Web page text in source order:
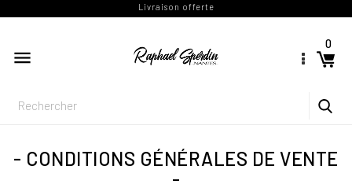

0
Livraison offerte
CONDITIONS GÉNÉRALES DE VENTE